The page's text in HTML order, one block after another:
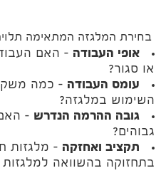
בחירת המלגזה המתאימה
אופי העבודה – האם
או סגור?
עומס העבודה – כמה
השימוש במלגזה?
גובה ההרמה הנדרש –
גבוהים?
תקציב ואחזקה – מלגזות
בתחזוקה בהשוואה למלגזות